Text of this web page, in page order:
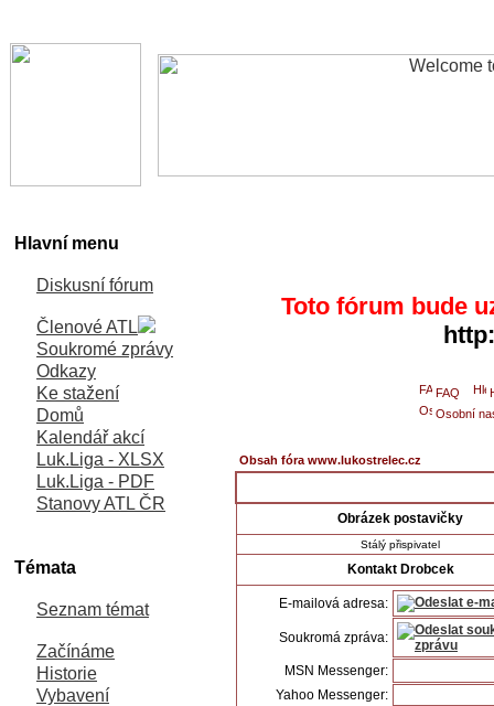
Hlavní menu
Diskusní fórum
Členové ATL
Soukromé zprávy
Odkazy
Ke stažení
Domů
Kalendář akcí
Luk.Liga - XLSX
Luk.Liga - PDF
Stanovy ATL ČR
Témata
Seznam témat
Začínáme
Historie
Vybavení
Toto fórum bude
FAQ
Osobní
Obsah fóra www.lukostrelec.cz
Obrázek postavičky
Stálý přispivatel
Kontakt Drobcek
E-mailová adresa:
Soukromá zpráva:
MSN Messenger:
Yahoo Messenger: